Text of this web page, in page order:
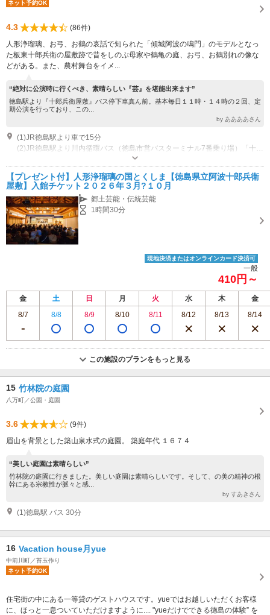
ネット予約OK
4.3
(86件)
人形浄瑠璃、お弓、お鶴の哀話で知られた「傾城阿波の鳴門」のモデルとなっ
た板東十郎兵衛の屋敷跡で昔をしのぶ母家や鶴亀の庭、お弓、お鶴別れの像な
どがある。また、農村舞台をイメ...
“絶対に公演時に行くべき、素晴らしい『芸』を堪能出来ます”
徳島駅より『十郎兵衛屋敷』バス停下車真ん前。基本毎日１１時・１４時の２回、定
期公演を行っており、この...
by ああああさん
(1)JR徳島駅より車で15分
営業時間：9:30～17:00 （7/1～8/31までは18:00まで） 休館日：12/31～1/3
【プレゼント付】人形浄瑠璃の国とくしま【徳島県立阿波十郎兵衛
屋敷】入館チケット２０２６年３月?１０月
郷土芸能・伝統芸能
1時間30分
現地決済またはオンラインカード決済可
一般
410円～
金 土 日 月 火 水 木
金
8/7
8/8 8/9 8/10 8/11 8/12 8/13 8/14
この施設のプランをもっと見る
15 竹林院の庭園
八万町／公園・庭園
3.6
(9件)
眉山を背景とした築山泉水式の庭園。 築庭年代 １６７４
“美しい庭園は素晴らしい”
竹林院の庭園に行きました。美しい庭園は素晴らしいです。そして、の美の精神の根
幹にある宗教性が脈々と感...
by すあきさん
(1)徳島駅 バス 30分
16 Vacation house月yue
中前川町／苔玉作り
ネット予約OK
住宅街の中にある一等貸のゲストハウスです。yueではお越しいただくお客様
に、ほっと一息ついていただけますように.... "yueだけでできる徳島の体験” を